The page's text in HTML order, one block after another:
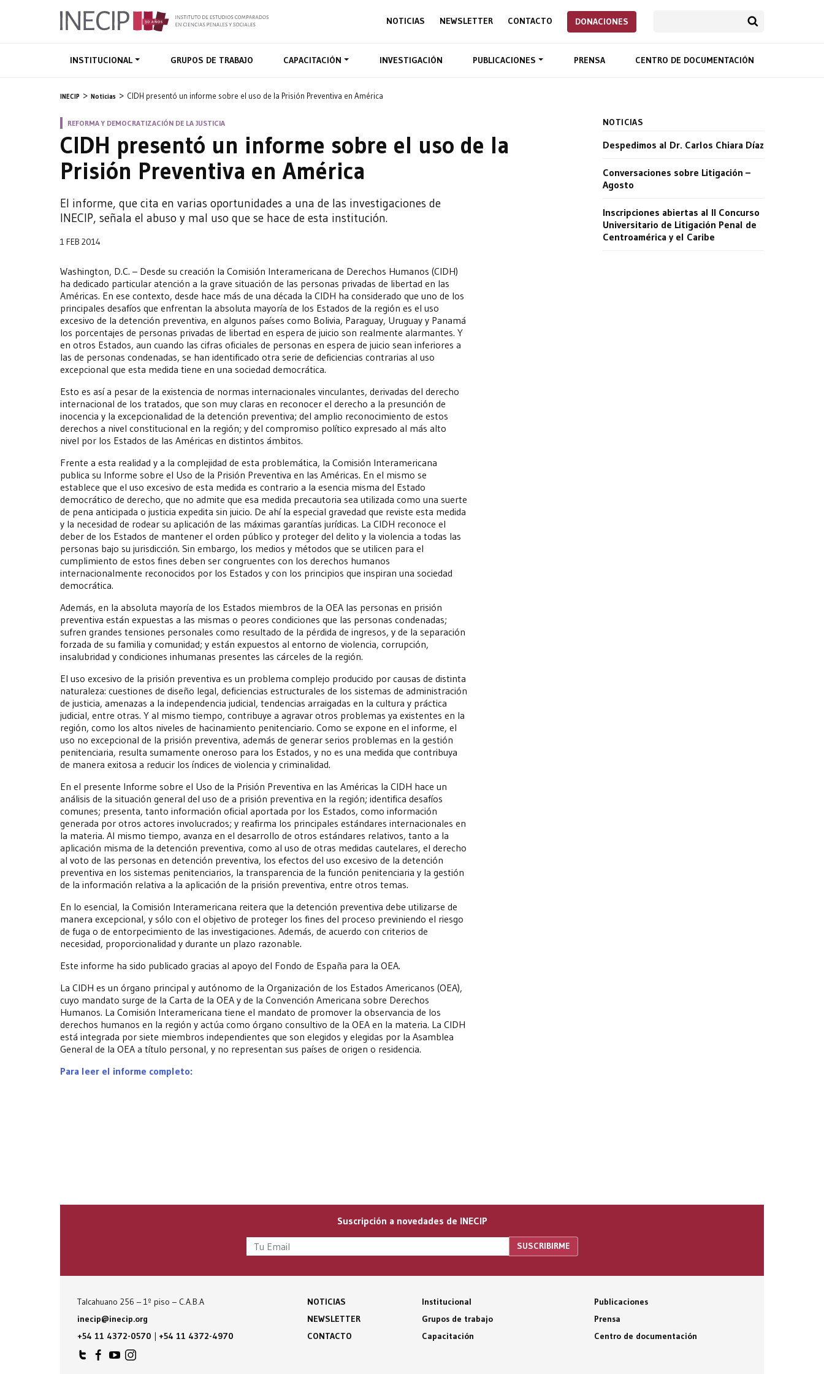
NOTICIAS NEWSLETTER CONTACTO DONACIONES
INSTITUCIONAL GRUPOS DE TRABAJO CAPACITACIÓN INVESTIGACIÓN PUBLICACIONES PRENSA CENTRO DE DOCUMENTACIÓN
INECIP Noticias CIDH presentó un informe sobre el uso de la Prisión Preventiva en América
REFORMA Y DEMOCRATIZACIÓN DE LA JUSTICIA
CIDH presentó un informe sobre el uso de la
Prisión Preventiva en América
El informe, que cita en varias oportunidades a una de las investigaciones de
INECIP, señala el abuso y mal uso que se hace de esta institución.
1 FEB 2014
Washington, D.C. – Desde su creación la Comisión Interamericana de Derechos Humanos (CIDH)
ha dedicado particular atención a la grave situación de las personas privadas de libertad en las
Américas. En ese contexto, desde hace más de una década la CIDH ha considerado que uno de los
principales desafíos que enfrentan la absoluta mayoría de los Estados de la región es el uso
excesivo de la detención preventiva, en algunos países como Bolivia, Paraguay, Uruguay y Panamá
los porcentajes de personas privadas de libertad en espera de juicio son realmente alarmantes. Y
en otros Estados, aun cuando las cifras oficiales de personas en espera de juicio sean inferiores a
las de personas condenadas, se han identificado otra serie de deficiencias contrarias al uso
excepcional que esta medida tiene en una sociedad democrática.
Esto es así a pesar de la existencia de normas internacionales vinculantes, derivadas del derecho
internacional de los tratados, que son muy claras en reconocer el derecho a la presunción de
inocencia y la excepcionalidad de la detención preventiva; del amplio reconocimiento de estos
derechos a nivel constitucional en la región; y del compromiso político expresado al más alto
nivel por los Estados de las Américas en distintos ámbitos.
Frente a esta realidad y a la complejidad de esta problemática, la Comisión Interamericana
publica su Informe sobre el Uso de la Prisión Preventiva en las Américas. En el mismo se
establece que el uso excesivo de esta medida es contrario a la esencia misma del Estado
democrático de derecho, que no admite que esa medida precautoria sea utilizada como una suerte
de pena anticipada o justicia expedita sin juicio. De ahí la especial gravedad que reviste esta medida
y la necesidad de rodear su aplicación de las máximas garantías jurídicas. La CIDH reconoce el
deber de los Estados de mantener el orden público y proteger del delito y la violencia a todas las
personas bajo su jurisdicción. Sin embargo, los medios y métodos que se utilicen para el
cumplimiento de estos fines deben ser congruentes con los derechos humanos
internacionalmente reconocidos por los Estados y con los principios que inspiran una sociedad
democrática.
Además, en la absoluta mayoría de los Estados miembros de la OEA las personas en prisión
preventiva están expuestas a las mismas o peores condiciones que las personas condenadas;
sufren grandes tensiones personales como resultado de la pérdida de ingresos, y de la separación
forzada de su familia y comunidad; y están expuestos al entorno de violencia, corrupción,
insalubridad y condiciones inhumanas presentes las cárceles de la región.
El uso excesivo de la prisión preventiva es un problema complejo producido por causas de distinta
naturaleza: cuestiones de diseño legal, deficiencias estructurales de los sistemas de administración
de justicia, amenazas a la independencia judicial, tendencias arraigadas en la cultura y práctica
judicial, entre otras. Y al mismo tiempo, contribuye a agravar otros problemas ya existentes en la
región, como los altos niveles de hacinamiento penitenciario. Como se expone en el informe, el
uso no excepcional de la prisión preventiva, además de generar serios problemas en la gestión
penitenciaria, resulta sumamente oneroso para los Estados, y no es una medida que contribuya
de manera exitosa a reducir los índices de violencia y criminalidad.
En el presente Informe sobre el Uso de la Prisión Preventiva en las Américas la CIDH hace un
análisis de la situación general del uso de a prisión preventiva en la región; identifica desafíos
comunes; presenta, tanto información oficial aportada por los Estados, como información
generada por otros actores involucrados; y reafirma los principales estándares internacionales en
la materia. Al mismo tiempo, avanza en el desarrollo de otros estándares relativos, tanto a la
aplicación misma de la detención preventiva, como al uso de otras medidas cautelares, el derecho
al voto de las personas en detención preventiva, los efectos del uso excesivo de la detención
preventiva en los sistemas penitenciarios, la transparencia de la función penitenciaria y la gestión
de la información relativa a la aplicación de la prisión preventiva, entre otros temas.
En lo esencial, la Comisión Interamericana reitera que la detención preventiva debe utilizarse de
manera excepcional, y sólo con el objetivo de proteger los fines del proceso previniendo el riesgo
de fuga o de entorpecimiento de las investigaciones. Además, de acuerdo con criterios de
necesidad, proporcionalidad y durante un plazo razonable.
Este informe ha sido publicado gracias al apoyo del Fondo de España para la OEA.
La CIDH es un órgano principal y autónomo de la Organización de los Estados Americanos (OEA),
cuyo mandato surge de la Carta de la OEA y de la Convención Americana sobre Derechos
Humanos. La Comisión Interamericana tiene el mandato de promover la observancia de los
derechos humanos en la región y actúa como órgano consultivo de la OEA en la materia. La CIDH
está integrada por siete miembros independientes que son elegidos y elegidas por la Asamblea
General de la OEA a título personal, y no representan sus países de origen o residencia.
Para leer el informe completo:
NOTICIAS
Despedimos al Dr. Carlos Chiara Díaz
Conversaciones sobre Litigación –
Agosto
Inscripciones abiertas al II Concurso
Universitario de Litigación Penal de
Centroamérica y el Caribe
Suscripción a novedades de INECIP
Talcahuano 256 – 1º piso – C.A.B.A
inecip@inecip.org
+54 11 4372-0570 | +54 11 4372-4970
NOTICIAS
NEWSLETTER
CONTACTO
Institucional
Grupos de trabajo
Capacitación
Publicaciones
Prensa
Centro de documentación